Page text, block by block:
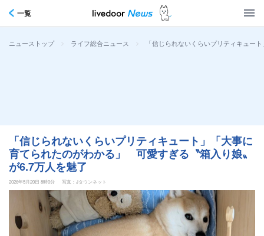
一覧
ニューストップ > ライフ総合ニュース > 「信じられないくらいプリティキュー
「信じられないくらいプリティキュート」「大事に
育てられたのがわかる」 可愛すぎる〝箱入り娘〟
が6.7万人を魅了
2026年5月20日 8時0分 写真：Jタウンネット